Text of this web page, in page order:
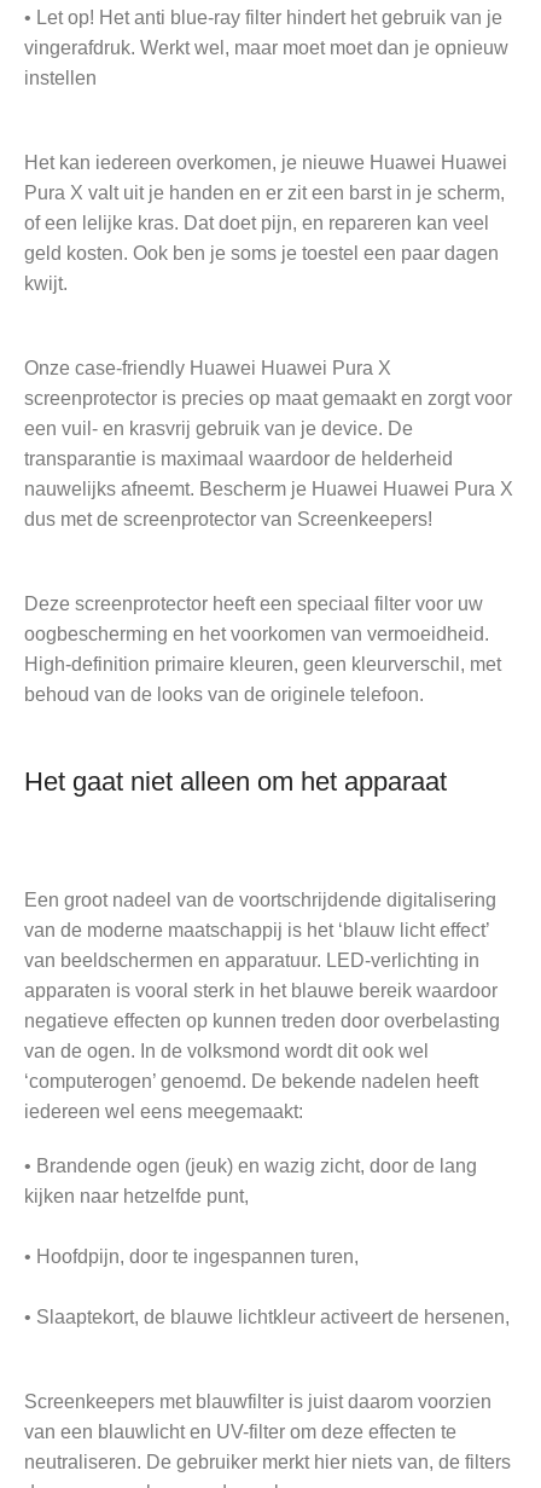
• Let op! Het anti blue-ray filter hindert het gebruik van je
vingerafdruk. Werkt wel, maar moet moet dan je opnieuw
instellen
Het kan iedereen overkomen, je nieuwe Huawei Huawei
Pura X valt uit je handen en er zit een barst in je scherm,
of een lelijke kras. Dat doet pijn, en repareren kan veel
geld kosten. Ook ben je soms je toestel een paar dagen
kwijt.
Onze case-friendly Huawei Huawei Pura X
screenprotector is precies op maat gemaakt en zorgt voor
een vuil- en krasvrij gebruik van je device. De
transparantie is maximaal waardoor de helderheid
nauwelijks afneemt. Bescherm je Huawei Huawei Pura X
dus met de screenprotector van Screenkeepers!
Deze screenprotector heeft een speciaal filter voor uw
oogbescherming en het voorkomen van vermoeidheid.
High-definition primaire kleuren, geen kleurverschil, met
behoud van de looks van de originele telefoon.
Het gaat niet alleen om het apparaat
Een groot nadeel van de voortschrijdende digitalisering
van de moderne maatschappij is het ‘blauw licht effect’
van beeldschermen en apparatuur. LED-verlichting in
apparaten is vooral sterk in het blauwe bereik waardoor
negatieve effecten op kunnen treden door overbelasting
van de ogen. In de volksmond wordt dit ook wel
‘computerogen’ genoemd. De bekende nadelen heeft
iedereen wel eens meegemaakt:
• Brandende ogen (jeuk) en wazig zicht, door de lang
kijken naar hetzelfde punt,
• Hoofdpijn, door te ingespannen turen,
• Slaaptekort, de blauwe lichtkleur activeert de hersenen,
Screenkeepers met blauwfilter is juist daarom voorzien
van een blauwlicht en UV-filter om deze effecten te
neutraliseren. De gebruiker merkt hier niets van, de filters